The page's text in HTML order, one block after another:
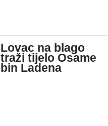
Lovac na blago
traži tijelo Osame
bin Ladena